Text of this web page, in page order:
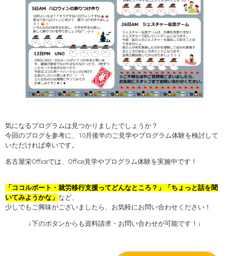
気になるプログラムは見つかりましたでしょうか？
今回のブログを参考に、10月後半のご見学やプログラム体験を検討して
いただければ幸いです。
名古屋栄Officeでは、Office見学やプログラム体験を実施中です！
「ココルポート・就労移行支援ってどんなところ？」
「ちょっと話を聞
いてみようかな」 など、
少しでもご興味がございましたら、お気軽にお問い合わせください！
↓下のボタンからも資料請求・お問い合わせが可能です！↓